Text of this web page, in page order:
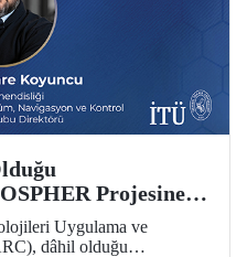
Projesine
Uygulama ve
dâhil olduğu